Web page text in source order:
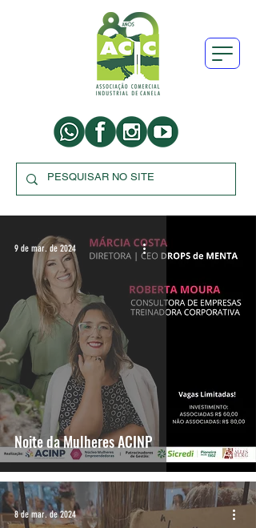
Noite da Mulheres ACINP
9 de mar. de 2024
8 de mar. de 2024